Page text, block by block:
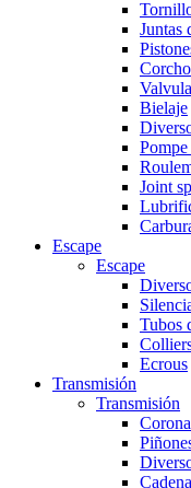
Juntas
Bielaje
Joint
Escape
Escape
Tubos
Ecrous
Transmisión
Transmisión